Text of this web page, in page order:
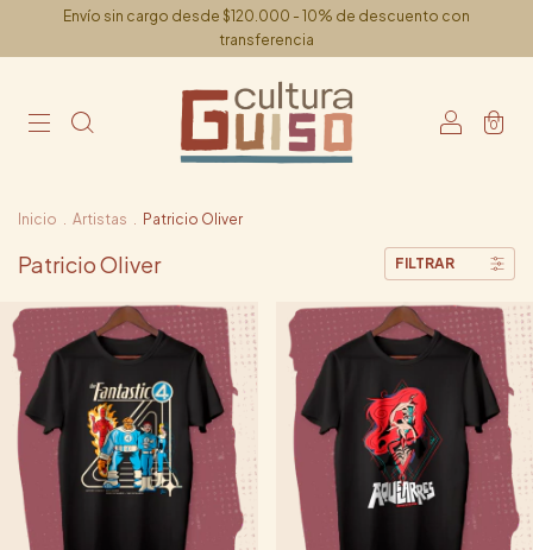
Envío sin cargo desde $120.000 - 10% de descuento con
transferencia
0
Inicio . Artistas . Patricio Oliver
Patricio Oliver FILTRAR